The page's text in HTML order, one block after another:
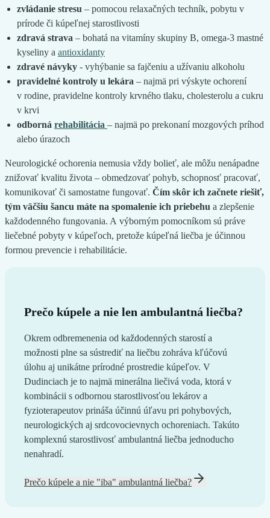
zvládanie stresu – pomocou relaxačných techník, pobytu v
prírode či kúpeľnej starostlivosti
zdravá strava – bohatá na vitamíny skupiny B, omega-3 mastné
kyseliny a antioxidanty
zdravé návyky - vyhýbanie sa fajčeniu a užívaniu alkoholu
pravidelné kontroly u lekára – najmä pri výskyte ochorení
v rodine, pravidelne kontroly krvného tlaku, cholesterolu a cukru
v krvi
odborná rehabilitácia – najmä po prekonaní mozgových príhod
alebo úrazoch
Neurologické ochorenia nemusia vždy bolieť, ale môžu nenápadne
znižovať kvalitu života – obmedzovať pohyb, schopnosť pracovať,
komunikovať či samostatne fungovať. Čím skôr ich začnete riešiť,
tým väčšiu šancu máte na spomalenie ich priebehu a zlepšenie
každodenného fungovania. A výborným pomocníkom sú práve
liečebné pobyty v kúpeľoch, pretože kúpeľná liečba je účinnou
formou prevencie i rehabilitácie.
Prečo kúpele a nie len ambulantná liečba?
Okrem odbremenenia od každodenných starostí a
možnosti plne sa sústrediť na liečbu zohráva kľúčovú
úlohu aj unikátne prírodné prostredie kúpeľov. V
Dudinciach je to najmä minerálna liečivá voda, ktorá v
kombinácii s odbornou starostlivosťou lekárov a
fyzioterapeutov prináša účinnú úľavu pri pohybových,
neurologických aj srdcovocievnych ochoreniach. Takúto
komplexnú starostlivosť ambulantná liečba jednoducho
nenahradí.
Prečo kúpele a nie "iba" ambulantná liečba?